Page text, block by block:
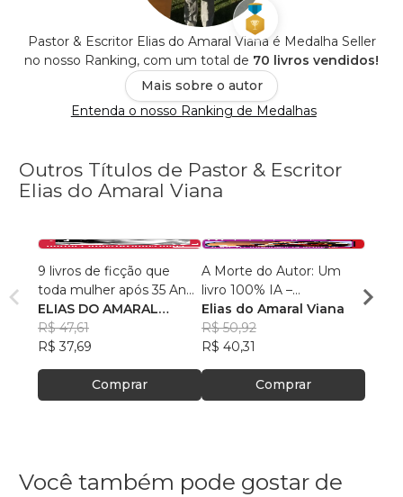
Pastor & Escritor Elias do Amaral Viana é Medalha Seller
no nosso Ranking, com um total de 70 livros vendidos!
Mais sobre o autor
Entenda o nosso Ranking de Medalhas
Outros Títulos de Pastor & Escritor
Elias do Amaral Viana
9 livros de ficção que
toda mulher após 35 Anos
mais leem
ELIAS DO AMARAL
VIANA
R$ 47,61
R$ 37,69
Comprar
A Morte do Autor: Um
livro 100% IA –
Inteligência Artificial
Elias do Amaral Viana
R$ 50,92
R$ 40,31
Comprar
Elias
Você também pode gostar de